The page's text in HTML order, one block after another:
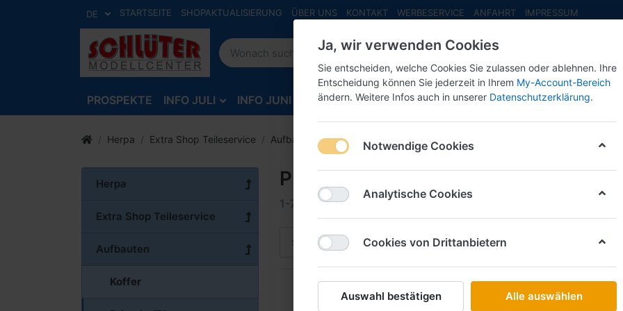
DE STARTSEITE SHOPAKTUALISIERUNG ÜBER UNS KONTAKT WERBESERVICE ANFAHRT IMPRESSUM
PROSPEKTE INFO JULI INFO JUNI INFO MAI NEU EINGETROFFEN NEUHEITEN
Herpa Extra Shop Teileservice Aufbauten Pritsche/Plane
Herpa
Extra Shop Teileservice
Aufbauten
Koffer
Pritsche/Plane
1-7 von7
Sortiere nach Name: A bis Z
HERPA
Ja, wir verwenden Cookies
Sie entscheiden, welche Cookies Sie zulassen oder ablehnen. Ihre
Entscheidung können Sie jederzeit in Ihrem My-Account-Bereich
ändern. Weitere Infos auch in unserer Datenschutzerklärung.
Notwendige Cookies
Analytische Cookies
Cookies von Drittanbietern
Auswahl bestätigen Alle auswählen